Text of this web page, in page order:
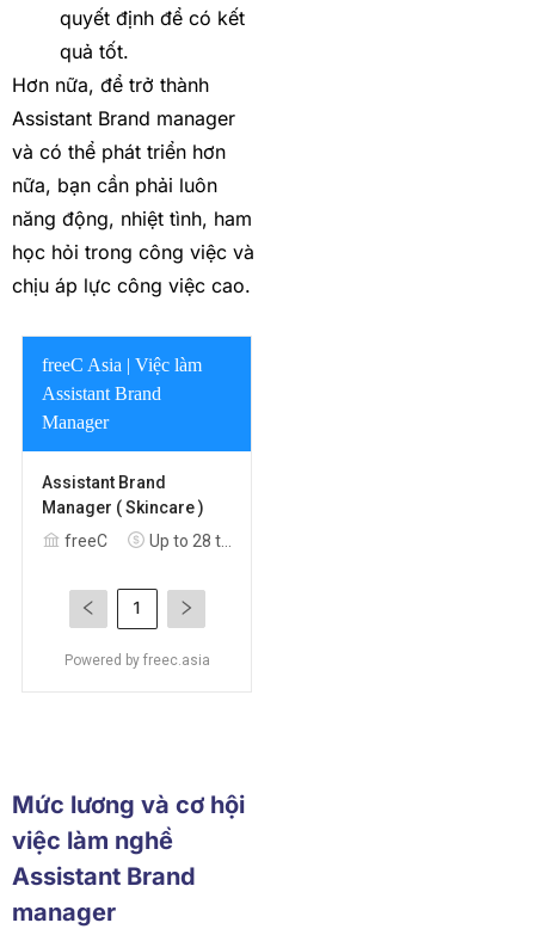
quyết định để có kết
quả tốt.
Hơn nữa, để trở thành
Assistant Brand manager
và có thể phát triển hơn
nữa, bạn cần phải luôn
năng động, nhiệt tình, ham
học hỏi trong công việc và
chịu áp lực công việc cao.
Mức lương và cơ hội
việc làm nghề
Assistant Brand
manager